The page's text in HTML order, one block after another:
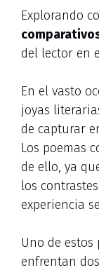
Explorando
del lector en
En el vasto
joyas
de capturar
Los poemas
de ello, ya
los
experiencia
Uno de estos
enfrentan